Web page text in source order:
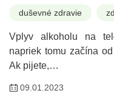
duševné zdravie
Vplyv alkoholu na
napriek tomu začína
Ak pijete,…
09.01.2023